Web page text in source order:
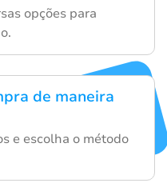
opções para
de maneira
e escolha o método